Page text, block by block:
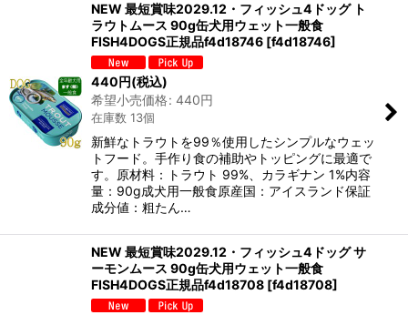
NEW 最短賞味2029.12・フィッシュ4ドッグ ト
ラウトムース 90g缶犬用ウェット一般食
FISH4DOGS正規品f4d18746 [f4d18746]
440円(税込)
希望小売価格: 440円
在庫数 13個
新鮮なトラウトを99％使用したシンプルなウェッ
トフード。手作り食の補助やトッピングに最適で
す。原材料：トラウト 99%、カラギナン 1%内容
量：90g成犬用一般食原産国：アイスランド保証
成分値：粗たん…
NEW 最短賞味2029.12・フィッシュ4ドッグ サ
ーモンムース 90g缶犬用ウェット一般食
FISH4DOGS正規品f4d18708 [f4d18708]